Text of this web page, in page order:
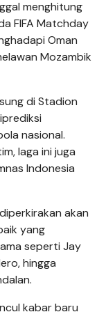
menghitung
FIFA Matchday
Oman
Mozambik
di Stadion
nasional.
laga ini juga
Indonesia
akan
yang
seperti Jay
hingga
kabar baru